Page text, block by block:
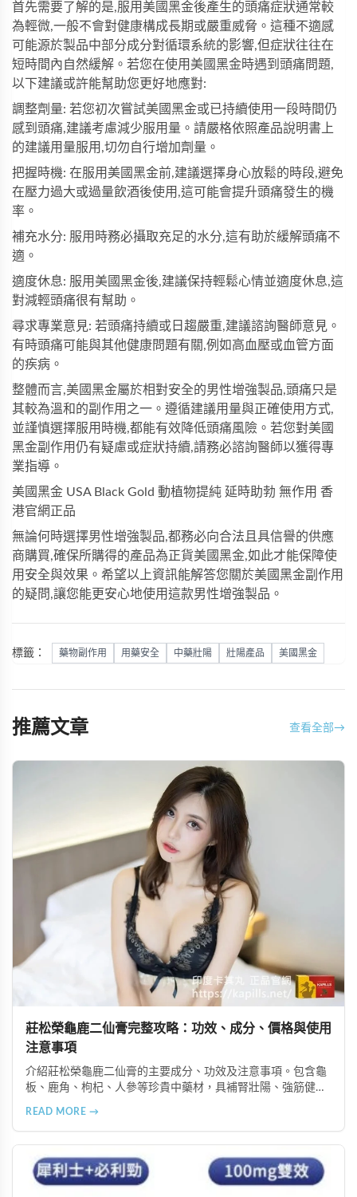
首先需要了解的是,服用美國黑金後產生的頭痛症狀通常較
為輕微,一般不會對健康構成長期或嚴重威脅。這種不適感
可能源於製品中部分成分對循環系統的影響,但症狀往往在
短時間內自然緩解。若您在使用美國黑金時遇到頭痛問題,
以下建議或許能幫助您更好地應對:
調整劑量: 若您初次嘗試美國黑金或已持續使用一段時間仍
感到頭痛,建議考慮減少服用量。請嚴格依照產品說明書上
的建議用量服用,切勿自行增加劑量。
把握時機: 在服用美國黑金前,建議選擇身心放鬆的時段,避免
在壓力過大或過量飲酒後使用,這可能會提升頭痛發生的機
率。
補充水分: 服用時務必攝取充足的水分,這有助於緩解頭痛不
適。
適度休息: 服用美國黑金後,建議保持輕鬆心情並適度休息,這
對減輕頭痛很有幫助。
尋求專業意見: 若頭痛持續或日趨嚴重,建議諮詢醫師意見。
有時頭痛可能與其他健康問題有關,例如高血壓或血管方面
的疾病。
整體而言,美國黑金屬於相對安全的男性增強製品,頭痛只是
其較為溫和的副作用之一。遵循建議用量與正確使用方式,
並謹慎選擇服用時機,都能有效降低頭痛風險。若您對美國
黑金副作用仍有疑慮或症狀持續,請務必諮詢醫師以獲得專
業指導。
美國黑金 USA Black Gold 動植物提純 延時助勃 無作用 香
港官網正品
無論何時選擇男性增強製品,都務必向合法且具信譽的供應
商購買,確保所購得的產品為正貨美國黑金,如此才能保障使
用安全與效果。希望以上資訊能解答您關於美國黑金副作用
的疑問,讓您能更安心地使用這款男性增強製品。
標籤： 藥物副作用 用藥安全 中藥壯陽 壯陽產品 美國黑金
推薦文章 查看全部→
莊松榮龜鹿二仙膏完整攻略：功效、成分、價格與使用
注意事項
介紹莊松榮龜鹿二仙膏的主要成分、功效及注意事項。包含龜
板、鹿角、枸杞、人參等珍貴中藥材，具補腎壯陽、強筋健
READ MORE →